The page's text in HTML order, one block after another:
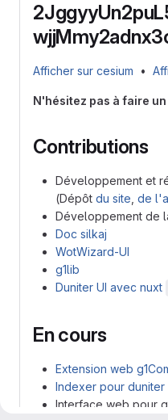
Afficher sur cesium •
N'hésitez pas à faire un
Contributions
Développement et
(Dépôt du site de
Développement de
Doc silkaj
WotWizard-UI
g1lib
Duniter UI avec nuxt
En cours
Extension web
Indexer pour duniter
Interface web pour